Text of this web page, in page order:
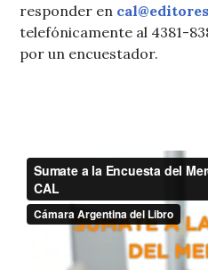
responder en
telefónicamente al 4381-
por un encuestador.